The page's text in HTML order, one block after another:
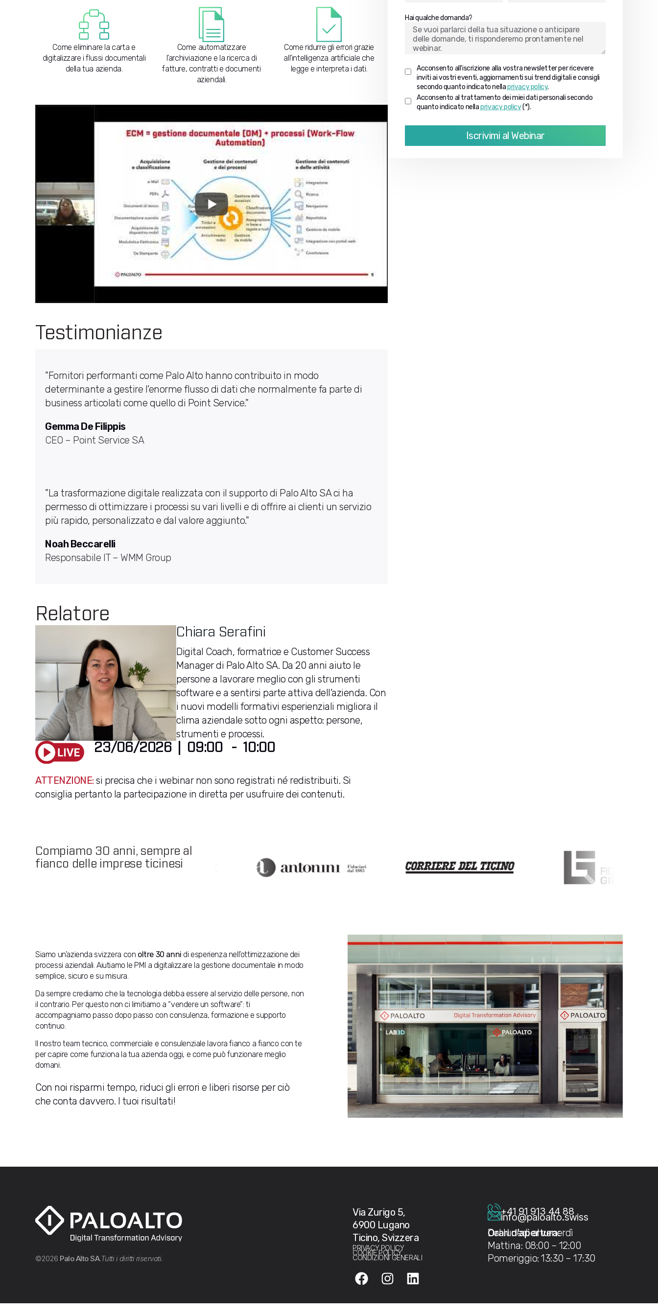
Come eliminare la carta e
digitalizzare i flussi documentali
della tua azienda.
Come automatizzare
l’archiviazione e la ricerca di
fatture, contratti e documenti
aziendali.
Come ridurre gli errori grazie
all’intelligenza artificiale che
legge e interpreta i dati.
Testimonianze
"Fornitori performanti come Palo Alto hanno contribuito in modo
determinante a gestire l’enorme flusso di dati che normalmente fa parte di
business articolati come quello di Point Service."
Gemma De Filippis
CEO – Point Service SA
"La trasformazione digitale realizzata con il supporto di Palo Alto SA ci ha
permesso di ottimizzare i processi su vari livelli e di offrire ai clienti un servizio
più rapido, personalizzato e dal valore aggiunto."
Noah Beccarelli
Responsabile IT – WMM Group
Relatore
Chiara Serafini
Digital Coach, formatrice e Customer Success
Manager di Palo Alto SA. Da 20 anni aiuto le
persone a lavorare meglio con gli strumenti
software e a sentirsi parte attiva dell’azienda. Con
i nuovi modelli formativi esperienziali migliora il
clima aziendale sotto ogni aspetto: persone,
strumenti e processi.
23/06/2026 09:00 - 10:00
ATTENZIONE: si precisa che i webinar non sono registrati né redistribuiti. Si
consiglia pertanto la partecipazione in diretta per usufruire dei contenuti.
Hai qualche domanda?
Acconsento all'iscrizione alla vostra newsletter per ricevere
inviti ai vostri eventi, aggiornamenti sui trend digitali e consigli
secondo quanto indicato nellaprivacy policy.
Acconsento al trattamento dei miei dati personali secondo
quanto indicato nellaprivacy policy(*).
Iscrivimi al Webinar
Compiamo 30 anni, sempre al
fianco delle imprese ticinesi
Siamo un’azienda svizzera con oltre 30 anni di esperienza nell’ottimizzazione dei
processi aziendali. Aiutiamo le PMI a digitalizzare la gestione documentale in modo
semplice, sicuro e su misura.
Da sempre crediamo che la tecnologia debba essere al servizio delle persone, non
il contrario. Per questo non ci limitiamo a “vendere un software”: ti
accompagniamo passo dopo passo con consulenza, formazione e supporto
continuo.
Il nostro team tecnico, commerciale e consulenziale lavora fianco a fianco con te
per capire come funziona la tua azienda oggi, e come può funzionare meglio
domani.
Con noi risparmi tempo, riduci gli errori e liberi risorse per ciò
che conta davvero. I tuoi risultati!
©2026 Palo Alto SA.Tutti i diritti riservati.
Via Zurigo 5,
6900 Lugano
Ticino, Svizzera
PRIVACY POLICY
COOKIE POLICY
CONDIZIONI GENERALI
+41 91 913 44 88
info@paloalto.swiss
Orari d’apertura:
Dal lunedì al venerdì
Mattina: 08:00 – 12:00
Pomeriggio: 13:30 – 17:30